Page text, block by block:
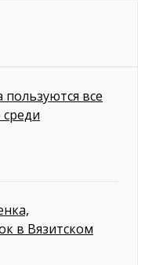
все
в Вязитском